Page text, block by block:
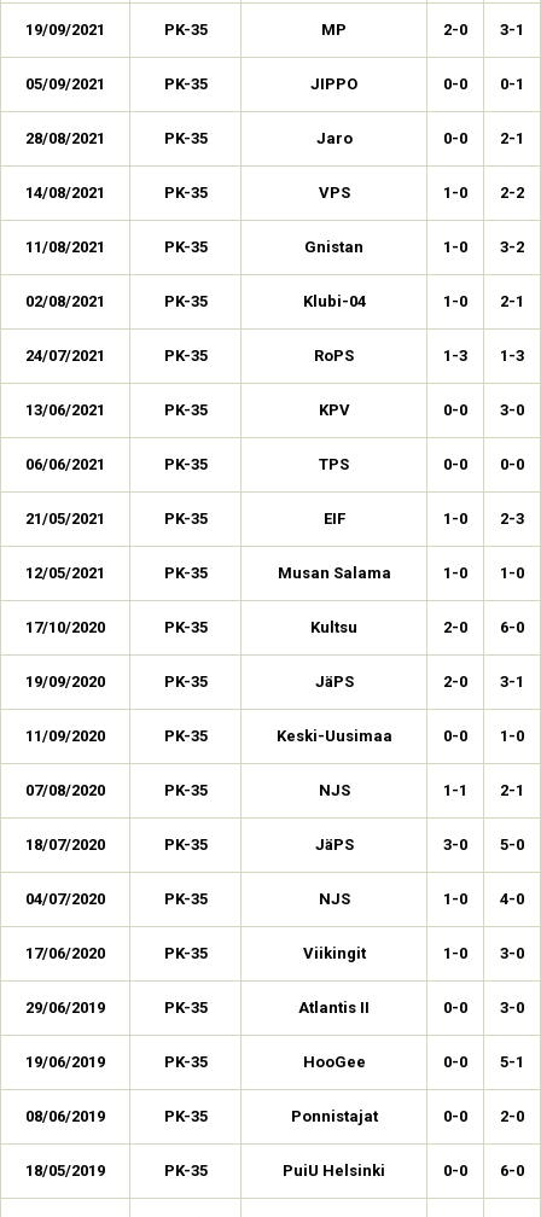
19/09/2021 PK-35 MP 2-0 3-1
05/09/2021 PK-35 JIPPO 0-0 0-1
28/08/2021 PK-35 Jaro 0-0 2-1
14/08/2021 PK-35 VPS 1-0 2-2
11/08/2021 PK-35 Gnistan 1-0 3-2
02/08/2021 PK-35 Klubi-04 1-0 2-1
24/07/2021 PK-35 RoPS 1-3 1-3
13/06/2021 PK-35 KPV 0-0 3-0
06/06/2021 PK-35 TPS 0-0 0-0
21/05/2021 PK-35 EIF 1-0 2-3
12/05/2021 PK-35 Musan Salama 1-0 1-0
17/10/2020 PK-35 Kultsu 2-0 6-0
19/09/2020 PK-35 JäPS 2-0 3-1
11/09/2020 PK-35 Keski-Uusimaa 0-0 1-0
07/08/2020 PK-35 NJS 1-1 2-1
18/07/2020 PK-35 JäPS 3-0 5-0
04/07/2020 PK-35 NJS 1-0 4-0
17/06/2020 PK-35 Viikingit 1-0 3-0
29/06/2019 PK-35 Atlantis II 0-0 3-0
19/06/2019 PK-35 HooGee 0-0 5-1
08/06/2019 PK-35 Ponnistajat 0-0 2-0
18/05/2019 PK-35 PuiU Helsinki 0-0 6-0